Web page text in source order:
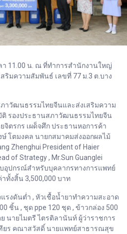
า 11.00 น. ณ ที่ทำการสำนักงานใหญ่
มความสัมพันธ์ เลขที่ 77 ม.3 ต.บาง
าวัฒนธรรมไทยจีนและส่งเสริมความ
รองประธานสภาวัฒนธรรมไทยจีน
ตรกร เผด็จศึก ประธานหอการค้า
โตมงคล นายกสมาคมส่งออกผลไม้
Zhenghui President of Haier
of Strategy , Mr.Sun Guanglei
อุปกรณ์สำหรับบุคลากรทางการแพทย์
ทั้งสิ้น 3,500,000 บาท
รงดันต่ำ , หัวเชื้อน้ำยาทำความสะอาด
ชิ้น , ชุด ppe 120 ชุด , ข้าวกล่อง 500
นายไมตรี ไตรติลานันท์ ผู้ว่าราชการ
ยร คณาสวัสดิ์ นายแพทย์สาธารณสุข